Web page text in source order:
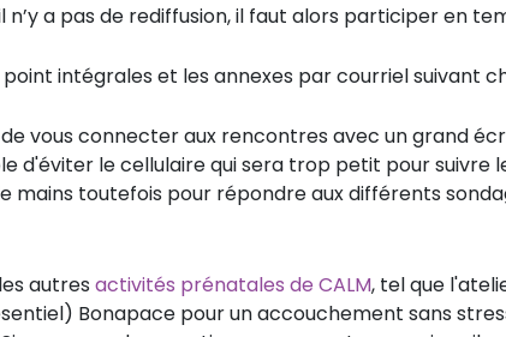
a pas de rediffusion, il faut alors participer en
intégrales et les annexes par courriel suivant
vous connecter aux rencontres avec un grand
d'éviter le cellulaire qui sera trop petit pour suivre
mains toutefois pour répondre aux différents
autres activités prénatales de CALM, tel que
Bonapace pour un accouchement sans